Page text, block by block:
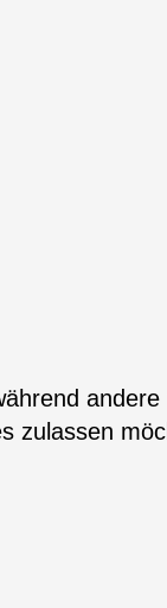
zulassen